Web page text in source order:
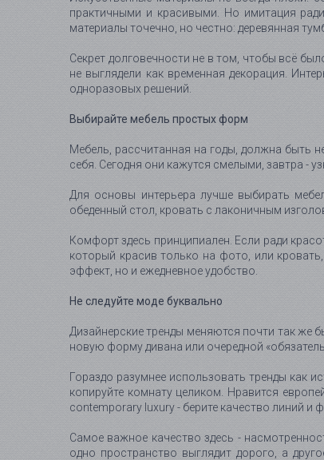
практичными и красивыми. Но имитация
материалы точечно, но честно: деревянная
Секрет долговечности не в том, чтобы всё
не выглядели как временная декорация.
одноразовых решений.
Выбирайте мебель простых форм
Мебель, рассчитанная на годы, должна быть
себя. Сегодня они кажутся смелыми, завтра -
Для основы интерьера лучше выбирать
обеденный стол, кровать с лаконичным
Комфорт здесь принципиален. Если ради
который красив только на фото, или
эффект, но и ежедневное удобство.
Не следуйте моде буквально
Дизайнерские тренды меняются почти так же
новую форму дивана или очередной
Гораздо разумнее использовать тренды как
копируйте комнату целиком. Нравится
contemporary luxury - берите качество линий и
Самое важное качество здесь -
одно пространство выглядит дорого, а